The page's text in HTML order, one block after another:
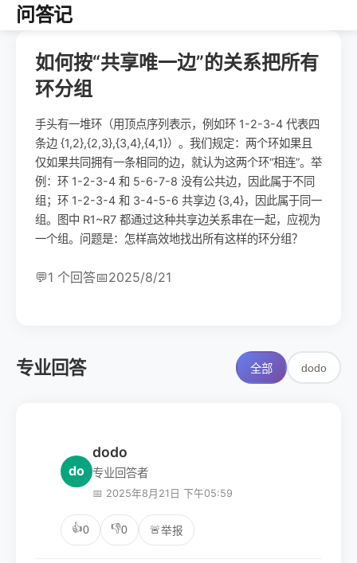
问答记
如何按“共享唯一边”的关系把所有
环分组
手头有一堆环（用顶点序列表示，例如环 1-2-3-4 代表四
条边 {1,2},{2,3},{3,4},{4,1}）。我们规定：两个环如果且
仅如果共同拥有一条相同的边，就认为这两个环“相连”。举
例：环 1-2-3-4 和 5-6-7-8 没有公共边，因此属于不同
组；环 1-2-3-4 和 3-4-5-6 共享边 {3,4}，因此属于同一
组。图中 R1~R7 都通过这种共享边关系串在一起，应视为
一个组。问题是：怎样高效地找出所有这样的环分组？
💬1 个回答📅2025/8/21
专业回答 全部 dodo
do
dodo
专业回答者
📅 2025年8月21日 下午05:59
👍0 👎0 🚨举报